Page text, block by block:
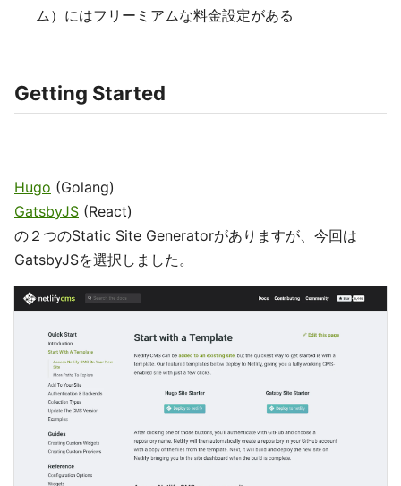
ム）にはフリーミアムな料金設定がある
Getting Started
Hugo (Golang)
GatsbyJS (React)
の２つのStatic Site Generatorがありますが、今回は
GatsbyJSを選択しました。